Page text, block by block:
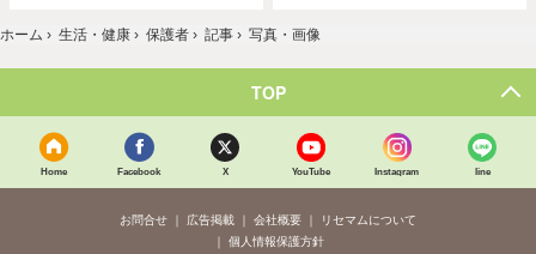
ホーム › 生活・健康 › 保護者 › 記事 › 写真・画像
TOP
Home Facebook X YouTube Instagram line
お問合せ 広告掲載 会社概要
リセマムについて
個人情報保護方針